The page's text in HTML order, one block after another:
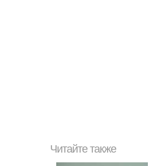
Читайте также